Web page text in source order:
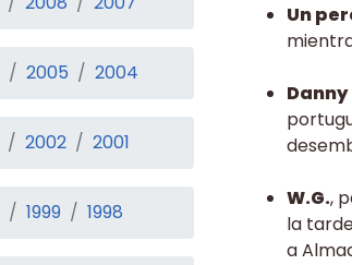
2005 2004
2002 2001
1999 1998
Un
Danny
W.G.,
la
a